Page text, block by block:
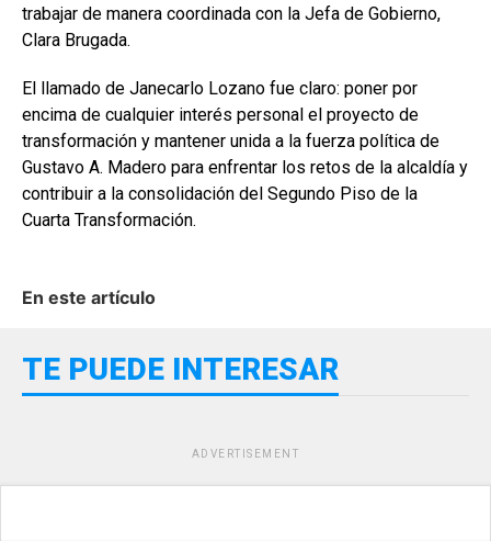
trabajar de manera coordinada con la Jefa de Gobierno,
Clara Brugada.
El llamado de Janecarlo Lozano fue claro: poner por
encima de cualquier interés personal el proyecto de
transformación y mantener unida a la fuerza política de
Gustavo A. Madero para enfrentar los retos de la alcaldía y
contribuir a la consolidación del Segundo Piso de la
Cuarta Transformación.
En este artículo
TE PUEDE INTERESAR
ADVERTISEMENT